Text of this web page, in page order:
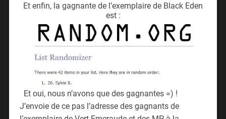
Et enfin, la gagnante de l’exemplaire de Black Eden
est :
Et oui, nous n’avons que des gagnantes =) !
J’envoie de ce pas l’adresse des gagnants de